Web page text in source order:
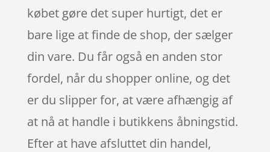
købet gøre det super hurtigt, det er
bare lige at finde de shop, der sælger
din vare. Du får også en anden stor
fordel, når du shopper online, og det
er du slipper for, at være afhængig af
at nå at handle i butikkens åbningstid.
Efter at have afsluttet din handel,